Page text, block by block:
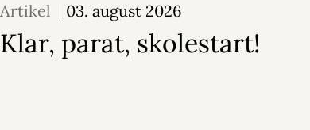
Artikel 03. august 2026
Klar, parat, skolestart!